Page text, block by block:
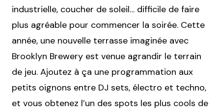
industrielle, coucher de soleil… difficile de faire
plus agréable pour commencer la soirée. Cette
année, une nouvelle terrasse imaginée avec
Brooklyn Brewery est venue agrandir le terrain
de jeu. Ajoutez à ça une programmation aux
petits oignons entre DJ sets, électro et techno,
et vous obtenez l’un des spots les plus cools de